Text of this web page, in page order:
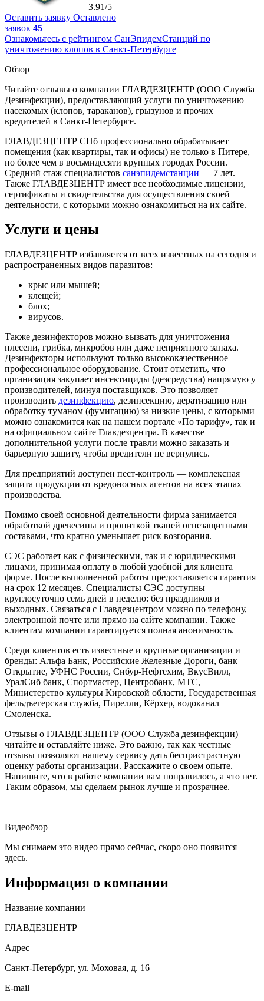
3.91/5
Оставить заявку Оставлено
заявок 45
Ознакомьтесь с рейтингом СанЭпидемСтанций по
уничтожению клопов в Санкт-Петербурге
Обзор
Читайте отзывы о компании ГЛАВДЕЗЦЕНТР (ООО Служба
Дезинфекции), предоставляющий услуги по уничтожению
насекомых (клопов, тараканов), грызунов и прочих
вредителей в Санкт-Петербурге.
ГЛАВДЕЗЦЕНТР СПб профессионально обрабатывает
помещения (как квартиры, так и офисы) не только в Питере,
но более чем в восьмидесяти крупных городах России.
Средний стаж специалистов санэпидемстанции — 7 лет.
Также ГЛАВДЕЗЦЕНТР имеет все необходимые лицензии,
сертификаты и свидетельства для осуществления своей
деятельности, с которыми можно ознакомиться на их сайте.
Услуги и цены
ГЛАВДЕЗЦЕНТР избавляется от всех известных на сегодня и
распространенных видов паразитов:
крыс или мышей;
клещей;
блох;
вирусов.
Также дезинфекторов можно вызвать для уничтожения
плесени, грибка, микробов или даже неприятного запаха.
Дезинфекторы используют только высококачественное
профессиональное оборудование. Стоит отметить, что
организация закупает инсектициды (дезсредства) напрямую у
производителей, минуя поставщиков. Это позволяет
производить дезинфекцию, дезинсекцию, дератизацию или
обработку туманом (фумигацию) за низкие цены, с которыми
можно ознакомится как на нашем портале «По тарифу», так и
на официальном сайте Главдезцентра. В качестве
дополнительной услуги после травли можно заказать и
барьерную защиту, чтобы вредители не вернулись.
Для предприятий доступен пест-контроль — комплексная
защита продукции от вредоносных агентов на всех этапах
производства.
Помимо своей основной деятельности фирма занимается
обработкой древесины и пропиткой тканей огнезащитными
составами, что кратно уменьшает риск возгорания.
СЭС работает как с физическими, так и с юридическими
лицами, принимая оплату в любой удобной для клиента
форме. После выполненной работы предоставляется гарантия
на срок 12 месяцев. Специалисты СЭС доступны
круглосуточно семь дней в неделю: без праздников и
выходных. Связаться с Главдезцентром можно по телефону,
электронной почте или прямо на сайте компании. Также
клиентам компании гарантируется полная анонимность.
Среди клиентов есть известные и крупные организации и
бренды: Альфа Банк, Российские Железные Дороги, банк
Открытие, УФНС России, Сибур-Нефтехим, ВкусВилл,
УралСиб банк, Спортмастер, Центробанк, МТС,
Министерство культуры Кировской области, Государственная
фельдъегерская служба, Пирелли, Кёрхер, водоканал
Смоленска.
Отзывы о ГЛАВДЕЗЦЕНТР (ООО Служба дезинфекции)
читайте и оставляйте ниже. Это важно, так как честные
отзывы позволяют нашему сервису дать беспристрастную
оценку работы организации. Расскажите о своем опыте.
Напишите, что в работе компании вам понравилось, а что нет.
Таким образом, мы сделаем рынок лучше и прозрачнее.
Видеобзор
Мы снимаем это видео прямо сейчас, скоро оно появится
здесь.
Информация о компании
Название компании
ГЛАВДЕЗЦЕНТР
Адрес
Санкт-Петербург, ул. Моховая, д. 16
E-mail